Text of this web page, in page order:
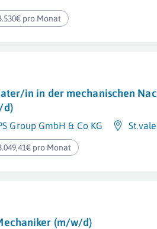
pro Monat
in in der mechanischen
d)
Group GmbH & Co KG
pro Monat
(m/w/d)